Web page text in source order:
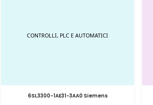
6SL3300-1AE31-3AA0 Siemens